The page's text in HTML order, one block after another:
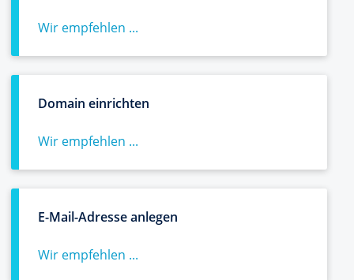
Wir empfehlen ...
Domain einrichten
Wir empfehlen ...
E-Mail-Adresse anlegen
Wir empfehlen ...